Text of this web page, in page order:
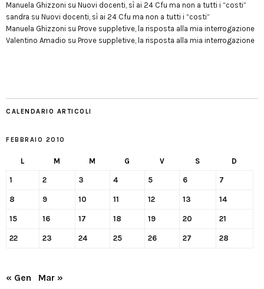
Manuela Ghizzoni su Nuovi docenti, sì ai 24 Cfu ma non a tutti i “costi”
sandra su Nuovi docenti, sì ai 24 Cfu ma non a tutti i “costi”
Manuela Ghizzoni su Prove suppletive, la risposta alla mia interrogazione
Valentino Amadio su Prove suppletive, la risposta alla mia interrogazione
CALENDARIO ARTICOLI
FEBBRAIO 2010
L M M G V S D
1 2 3 4 5 6 7
8 9 10 11 12 13 14
15 16 17 18 19 20 21
22 23 24 25 26 27 28
« Gen Mar »